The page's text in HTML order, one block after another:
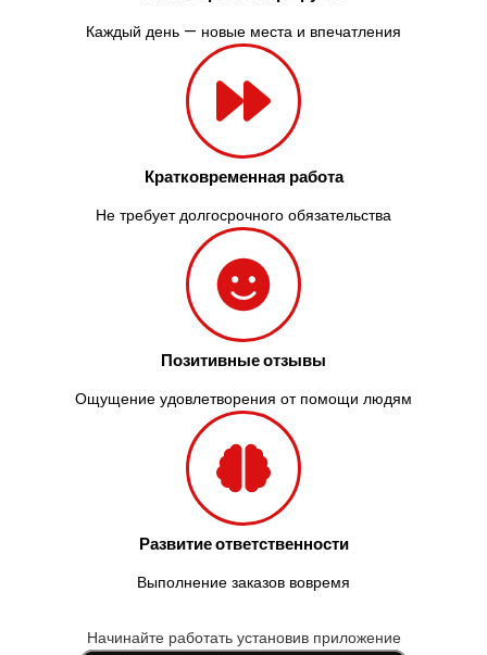
Каждый день — новые места и впечатления
Кратковременная работа
Не требует долгосрочного обязательства
Позитивные отзывы
Ощущение удовлетворения от помощи людям
Развитие ответственности
Выполнение заказов вовремя
Начинайте работать установив приложение